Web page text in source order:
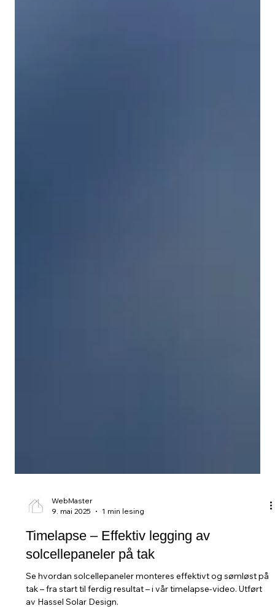
9. mai 2025
1 min lesing
Timelapse – Effektiv legging av
solcellepaneler på tak
Se hvordan solcellepaneler monteres effektivt og sømløst på